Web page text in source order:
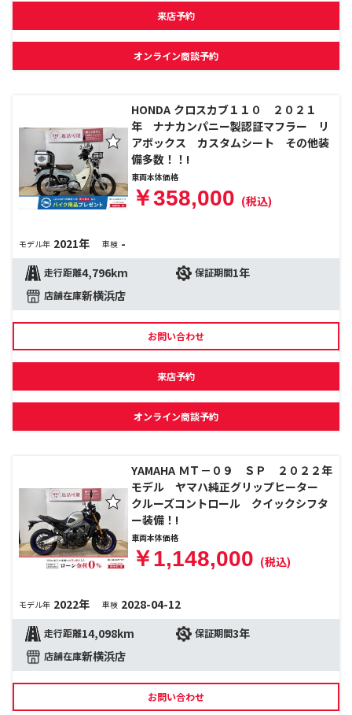
来店予約
オンライン商談予約
HONDA クロスカブ１１０ ２０２１
年 ナナカンパニー製認証マフラー リ
アボックス カスタムシート その他装
備多数！！!
車両本体価格
￥358,000 (税込)
モデル年 2021年 車検 -
走行距離4,796km 保証期間1年
店舗在庫新横浜店
お問い合わせ
来店予約
オンライン商談予約
YAMAHA ＭＴ－０９ ＳＰ ２０２２年
モデル ヤマハ純正グリップヒーター
クルーズコントロール クイックシフタ
ー装備！!
車両本体価格
￥1,148,000 (税込)
モデル年 2022年 車検 2028-04-12
走行距離14,098km 保証期間3年
店舗在庫新横浜店
お問い合わせ